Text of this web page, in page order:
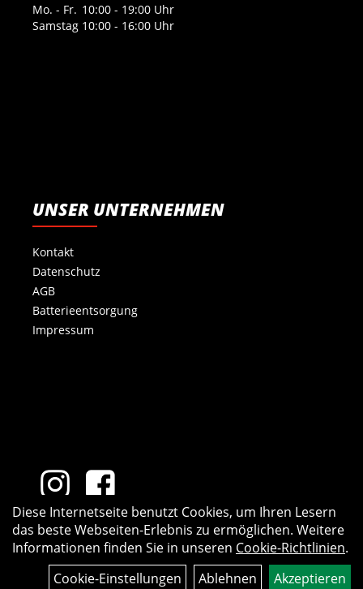
Mo. - Fr. 10:00 - 19:00 Uhr
Samstag 10:00 - 16:00 Uhr
UNSER UNTERNEHMEN
Kontakt
Datenschutz
AGB
Batterieentsorgung
Impressum
Diese Internetseite benutzt Cookies, um Ihren Lesern
das beste Webseiten-Erlebnis zu ermöglichen. Weitere
Informationen finden Sie in unseren Cookie-Richtlinien.
Cookie-Einstellungen
Ablehnen Akzeptieren